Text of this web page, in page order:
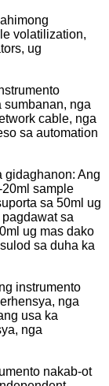
volatilization,
ug
sumbanan, nga
cable, nga
sa automation
Ang
sample
sa 50ml ug
sa
ug mas dako
sa duha ka
instrumento
nga
usa ka
nga
nakab-ot